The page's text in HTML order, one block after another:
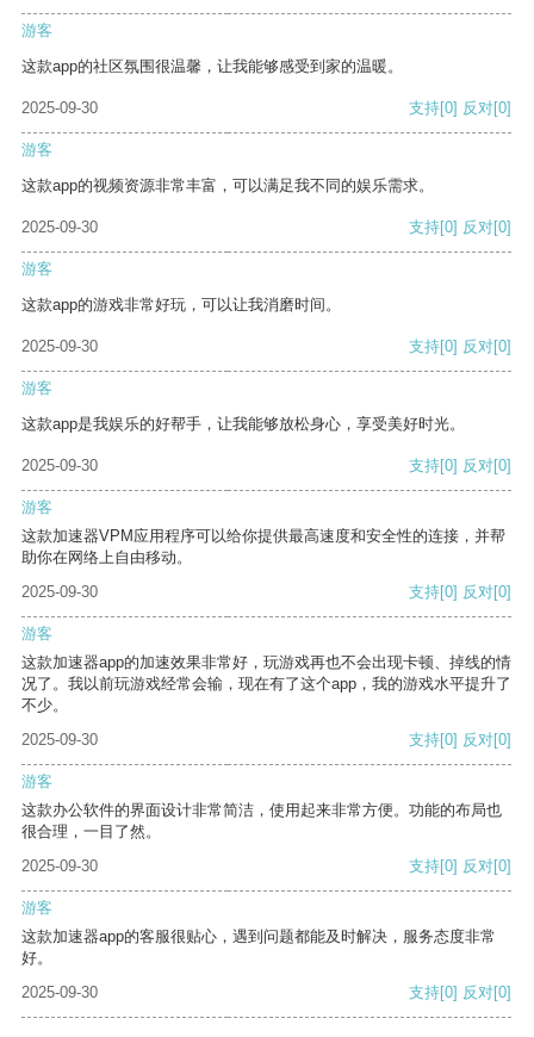
游客
这款app的社区氛围很温馨，让我能够感受到家的温暖。
2025-09-30 支持[0] 反对[0]
游客
这款app的视频资源非常丰富，可以满足我不同的娱乐需求。
2025-09-30 支持[0] 反对[0]
游客
这款app的游戏非常好玩，可以让我消磨时间。
2025-09-30 支持[0] 反对[0]
游客
这款app是我娱乐的好帮手，让我能够放松身心，享受美好时光。
2025-09-30 支持[0] 反对[0]
游客
这款加速器VPM应用程序可以给你提供最高速度和安全性的连接，并帮
助你在网络上自由移动。
2025-09-30
支持[0] 反对[0]
游客
这款加速器app的加速效果非常好，玩游戏再也不会出现卡顿、掉线的情
况了。我以前玩游戏经常会输，现在有了这个app，我的游戏水平提升了
不少。
2025-09-30
支持[0] 反对[0]
游客
这款办公软件的界面设计非常简洁，使用起来非常方便。功能的布局也
很合理，一目了然。
2025-09-30
支持[0] 反对[0]
游客
这款加速器app的客服很贴心，遇到问题都能及时解决，服务态度非常
好。
2025-09-30
支持[0] 反对[0]